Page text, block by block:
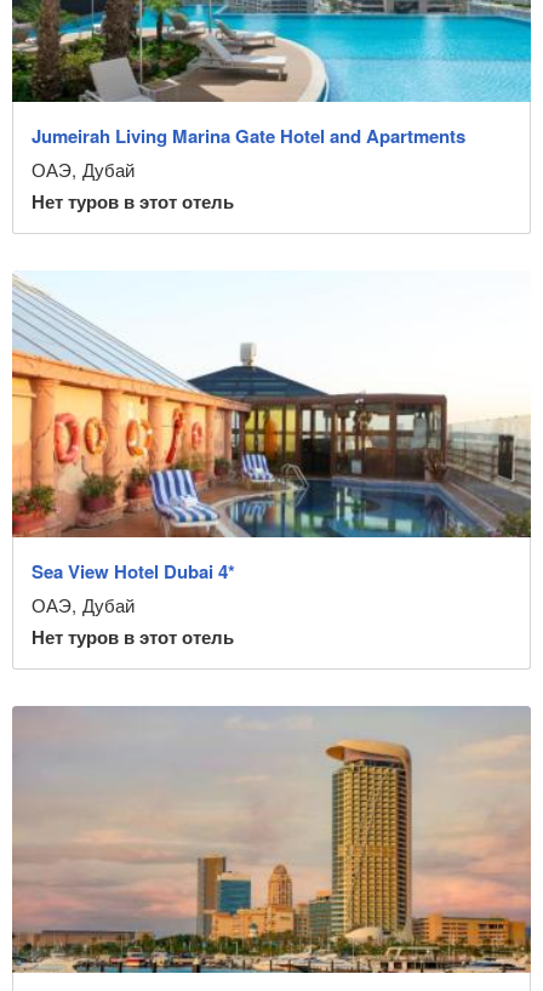
Jumeirah Living Marina Gate Hotel and Apartments
ОАЭ, Дубай
Нет туров в этот отель
Sea View Hotel Dubai 4*
ОАЭ, Дубай
Нет туров в этот отель